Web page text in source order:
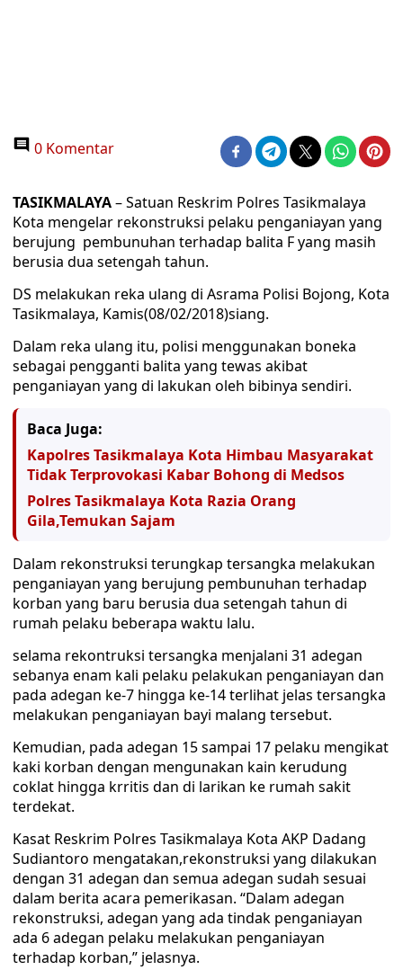
0 Komentar
TASIKMALAYA– Satuan Reskrim Polres Tasikmalaya
Kota mengelar rekonstruksi pelaku penganiayan yang
berujung pembunuhan terhadap balita F yang masih
berusia dua setengah tahun.
DS melakukan reka ulang di Asrama Polisi Bojong, Kota
Tasikmalaya, Kamis(08/02/2018)siang.
Dalam reka ulang itu, polisi menggunakan boneka
sebagai pengganti balita yang tewas akibat
penganiayan yang di lakukan oleh bibinya sendiri.
Baca Juga:
Kapolres Tasikmalaya Kota Himbau Masyarakat
Tidak Terprovokasi Kabar Bohong di Medsos
Polres Tasikmalaya Kota Razia Orang
Gila,Temukan Sajam
Dalam rekonstruksi terungkap tersangka melakukan
penganiayan yang berujung pembunuhan terhadap
korban yang baru berusia dua setengah tahun di
rumah pelaku beberapa waktu lalu.
selama rekontruksi tersangka menjalani 31 adegan
sebanya enam kali pelaku pelakukan penganiayan dan
pada adegan ke-7 hingga ke-14 terlihat jelas tersangka
melakukan penganiayan bayi malang tersebut.
Kemudian, pada adegan 15 sampai 17 pelaku mengikat
kaki korban dengan mengunakan kain kerudung
coklat hingga krritis dan di larikan ke rumah sakit
terdekat.
Kasat Reskrim Polres Tasikmalaya Kota AKP Dadang
Sudiantoro mengatakan,rekonstruksi yang dilakukan
dengan 31 adegan dan semua adegan sudah sesuai
dalam berita acara pemerikasan. “Dalam adegan
rekonstruksi, adegan yang ada tindak penganiayan
ada 6 adegan pelaku melakukan penganiayan
terhadap korban,” jelasnya.